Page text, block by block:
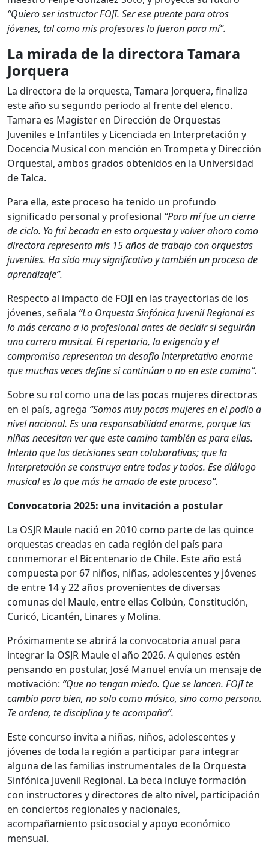
“Quiero ser instructor FOJI. Ser ese puente para otros
jóvenes, tal como mis profesores lo fueron para mí”.
La mirada de la directora Tamara
Jorquera
La directora de la orquesta, Tamara Jorquera, finaliza
este año su segundo periodo al frente del elenco.
Tamara es Magíster en Dirección de Orquestas
Juveniles e Infantiles y Licenciada en Interpretación y
Docencia Musical con mención en Trompeta y Dirección
Orquestal, ambos grados obtenidos en la Universidad
de Talca.
Para ella, este proceso ha tenido un profundo
significado personal y profesional “Para mí fue un cierre
de ciclo. Yo fui becada en esta orquesta y volver ahora como
directora representa mis 15 años de trabajo con orquestas
juveniles. Ha sido muy significativo y también un proceso de
aprendizaje”.
Respecto al impacto de FOJI en las trayectorias de los
jóvenes, señala “La Orquesta Sinfónica Juvenil Regional es
lo más cercano a lo profesional antes de decidir si seguirán
una carrera musical. El repertorio, la exigencia y el
compromiso representan un desafío interpretativo enorme
que muchas veces define si continúan o no en este camino”.
Sobre su rol como una de las pocas mujeres directoras
en el país, agrega “Somos muy pocas mujeres en el podio a
nivel nacional. Es una responsabilidad enorme, porque las
niñas necesitan ver que este camino también es para ellas.
Intento que las decisiones sean colaborativas; que la
interpretación se construya entre todas y todos. Ese diálogo
musical es lo que más he amado de este proceso”.
Convocatoria 2025: una invitación a postular
La OSJR Maule nació en 2010 como parte de las quince
orquestas creadas en cada región del país para
conmemorar el Bicentenario de Chile. Este año está
compuesta por 67 niños, niñas, adolescentes y jóvenes
de entre 14 y 22 años provenientes de diversas
comunas del Maule, entre ellas Colbún, Constitución,
Curicó, Licantén, Linares y Molina.
Próximamente se abrirá la convocatoria anual para
integrar la OSJR Maule el año 2026. A quienes estén
pensando en postular, José Manuel envía un mensaje de
motivación: “Que no tengan miedo. Que se lancen. FOJI te
cambia para bien, no solo como músico, sino como persona.
Te ordena, te disciplina y te acompaña”.
Este concurso invita a niñas, niños, adolescentes y
jóvenes de toda la región a participar para integrar
alguna de las familias instrumentales de la Orquesta
Sinfónica Juvenil Regional. La beca incluye formación
con instructores y directores de alto nivel, participación
en conciertos regionales y nacionales,
acompañamiento psicosocial y apoyo económico
mensual.